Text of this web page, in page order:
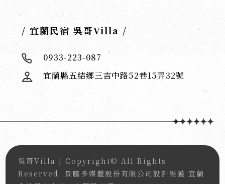
/ 宜蘭民宿 吳哥Villa /
0933-223-087
宜蘭縣五結鄉三吉中路52巷15弄32號
吳哥Villa | Copyright© All Rights
Reserved. 景騰多媒體股份有限公司設計維護宜蘭